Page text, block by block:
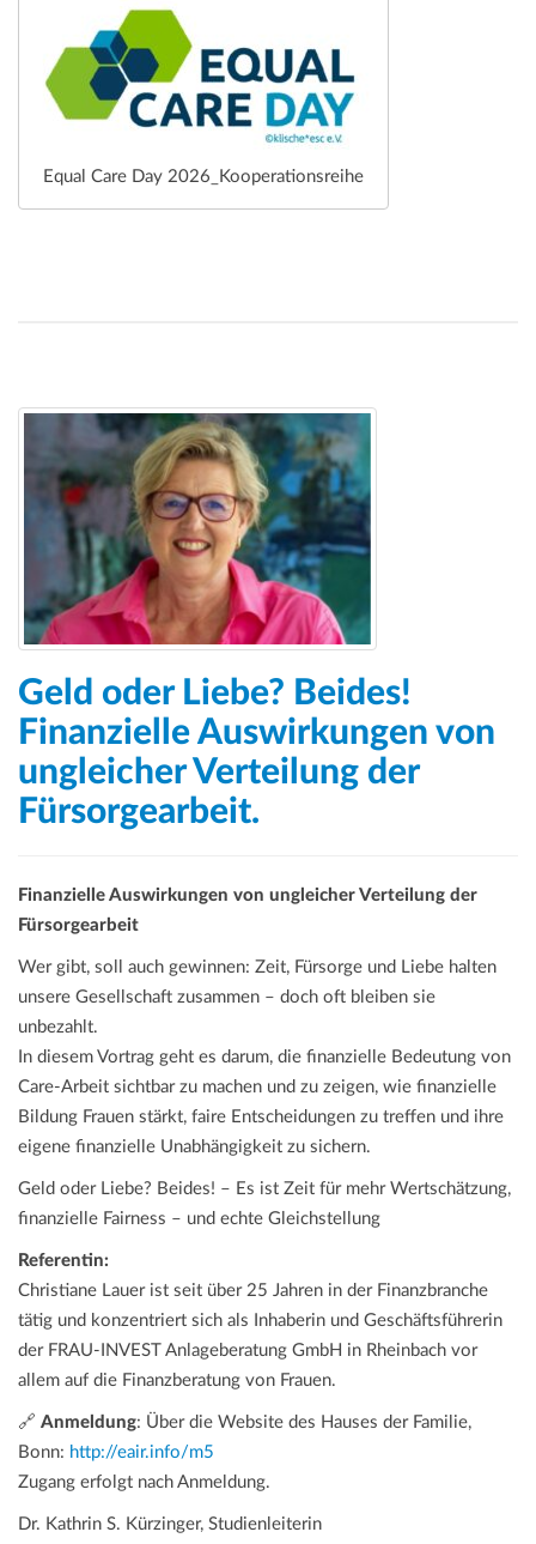
Equal Care Day 2026_Kooperationsreihe
Geld oder Liebe? Beides!
Finanzielle Auswirkungen von
ungleicher Verteilung der
Fürsorgearbeit.
Finanzielle Auswirkungen von ungleicher Verteilung der
Fürsorgearbeit
Wer gibt, soll auch gewinnen: Zeit, Fürsorge und Liebe halten
unsere Gesellschaft zusammen – doch oft bleiben sie
unbezahlt.
In diesem Vortrag geht es darum, die finanzielle Bedeutung von
Care-Arbeit sichtbar zu machen und zu zeigen, wie finanzielle
Bildung Frauen stärkt, faire Entscheidungen zu treffen und ihre
eigene finanzielle Unabhängigkeit zu sichern.
Geld oder Liebe? Beides! – Es ist Zeit für mehr Wertschätzung,
finanzielle Fairness – und echte Gleichstellung
Referentin:
Christiane Lauer ist seit über 25 Jahren in der Finanzbranche
tätig und konzentriert sich als Inhaberin und Geschäftsführerin
der FRAU-INVEST Anlageberatung GmbH in Rheinbach vor
allem auf die Finanzberatung von Frauen.
🔗 Anmeldung: Über die Website des Hauses der Familie,
Bonn: http://eair.info/m5
Zugang erfolgt nach Anmeldung.
Dr. Kathrin S. Kürzinger, Studienleiterin